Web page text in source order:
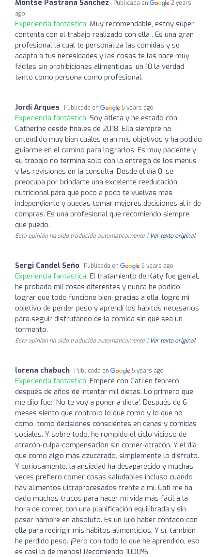
Montse Pastrana Sanchez Publicada en
2 years
ago
Experiencia fantástica: Muy recomendable, estoy súper
contenta con el trabajo realizado con ella . Es una gran
profesional la cual te personaliza las comidas y se
adapta a tus necesidades y las cosas te las hace muy
fáciles sin prohibiciones alimenticias, un 10 la verdad
tanto como persona como profesional.
Jordi Arques Publicada en 5 years ago
Experiencia fantástica: Soy atleta y he estado con
Catherine desde finales de 2018. Ella siempre ha
entendido muy bien cuáles eran mis objetivos y ha podido
guiarme en el camino para lograrlos. Es muy paciente y
su trabajo no termina solo con la entrega de los menús
y las revisiones en la consulta. Desde el día 0, se
preocupa por brindarte una excelente reeducación
nutricional para que poco a poco te vuelvas más
independiente y puedas tomar mejores decisiones al ir de
compras. Es una profesional que recomiendo siempre
que puedo.
Esta opinión ha sido traducida automáticamente. | Ver texto original
Sergi Candel Seño Publicada en 5 years ago
Experiencia fantástica: El tratamiento de Katy fue genial,
he probado mil cosas diferentes y nunca he podido
lograr que todo funcione bien, gracias a ella, logré mi
objetivo de perder peso y aprendí los hábitos necesarios
para seguir disfrutando de la comida sin que sea un
tormento.
Esta opinión ha sido traducida automáticamente. | Ver texto original
lorena chabuch Publicada en 5 years ago
Experiencia fantástica: Empecé con Cati en febrero,
después de años de intentar mil dietas. Lo primero que
me dijo fue: 'No te voy a poner a dieta'. Después de 6
meses siento que controlo lo que como y lo que no
como, tomo decisiones conscientes en cenas y comidas
sociales. Y sobre todo, he rompido el ciclo vicioso de
atracón-culpa-compensación sin comer-atracón. Y el día
que como algo más azucarado, simplemente lo disfruto.
Y curiosamente, la ansiedad ha desaparecido y muchas
veces prefiero comer cosas saludables incluso cuando
hay alimentos ultraprocesados frente a mí. Cati me ha
dado muchos trucos para hacer mi vida más fácil a la
hora de comer, con una planificación equilibrada y sin
pasar hambre en absoluto. Es un lujo haber contado con
ella para redirigir mis hábitos alimenticios. Y sí, también
he perdido peso. ¡Pero con todo lo que he aprendido, eso
es casi lo de menos! Recomiendo 1000%